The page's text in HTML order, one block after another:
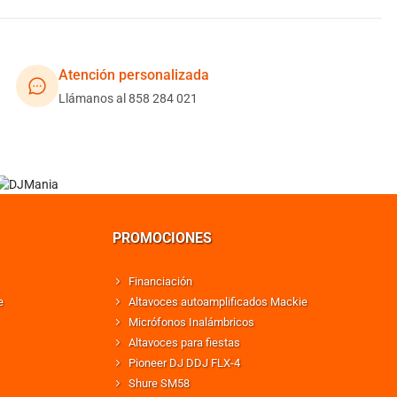
Atención personalizada
Llámanos al 858 284 021
PROMOCIONES
Financiación
Altavoces autoamplificados Mackie
Micrófonos Inalámbricos
Altavoces para fiestas
Pioneer DJ DDJ FLX-4
Shure SM58